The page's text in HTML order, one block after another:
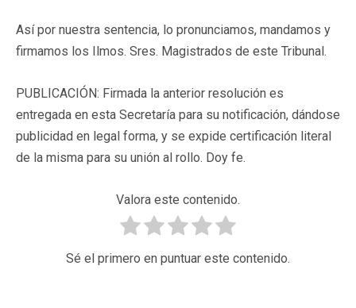
Así por nuestra sentencia, lo pronunciamos, mandamos y
firmamos los Ilmos. Sres. Magistrados de este Tribunal.
PUBLICACIÓN: Firmada la anterior resolución es
entregada en esta Secretaría para su notificación, dándose
publicidad en legal forma, y se expide certificación literal
de la misma para su unión al rollo. Doy fe.
Valora este contenido.
Sé el primero en puntuar este contenido.